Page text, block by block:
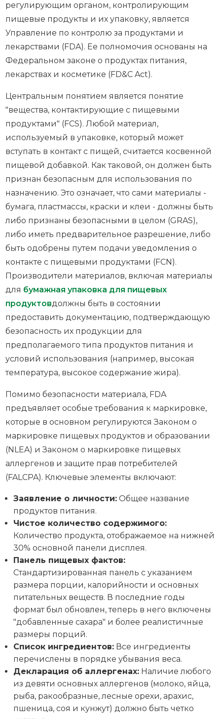
регулирующим органом, контролирующим
пищевые продукты и их упаковку, является
Управление по контролю за продуктами и
лекарствами (FDA). Ее полномочия основаны на
Федеральном законе о продуктах питания,
лекарствах и косметике (FD&C Act).
Центральным понятием является понятие
"вещества, контактирующие с пищевыми
продуктами" (FCS). Любой материал,
используемый в упаковке, который может
вступать в контакт с пищей, считается косвенной
пищевой добавкой. Как таковой, он должен быть
признан безопасным для использования по
назначению. Это означает, что сами материалы -
бумага, пластмассы, краски и клеи - должны быть
либо признаны безопасными в целом (GRAS),
либо иметь предварительное разрешение, либо
быть одобрены путем подачи уведомления о
контакте с пищевыми продуктами (FCN).
Производители материалов, включая материалы
для бумажная упаковка для пищевых
продуктовдолжны быть в состоянии
предоставить документацию, подтверждающую
безопасность их продукции для
предполагаемого типа продуктов питания и
условий использования (например, высокая
температура, высокое содержание жира).
Помимо безопасности материала, FDA
предъявляет особые требования к маркировке,
которые в основном регулируются Законом о
маркировке пищевых продуктов и образовании
(NLEA) и Законом о маркировке пищевых
аллергенов и защите прав потребителей
(FALCPA). Ключевые элементы включают:
Заявление о личности: Общее название
продуктов питания.
Чистое количество содержимого:
Количество продукта, отображаемое на нижней
30% основной панели дисплея.
Панель пищевых фактов:
Стандартизированная панель с указанием
размера порции, калорийности и основных
питательных веществ. В последние годы
формат был обновлен, теперь в него включены
"добавленные сахара" и более реалистичные
размеры порций.
Список ингредиентов: Все ингредиенты
перечислены в порядке убывания веса.
Декларация об аллергенах: Наличие любого
из девяти основных аллергенов (молоко, яйца,
рыба, ракообразные, лесные орехи, арахис,
пшеница, соя и кунжут) должно быть четко